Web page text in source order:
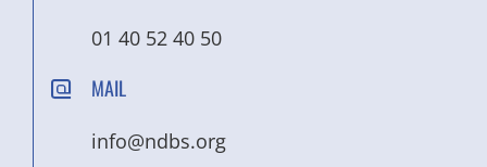
01 40 52 40 50
MAIL
info@ndbs.org